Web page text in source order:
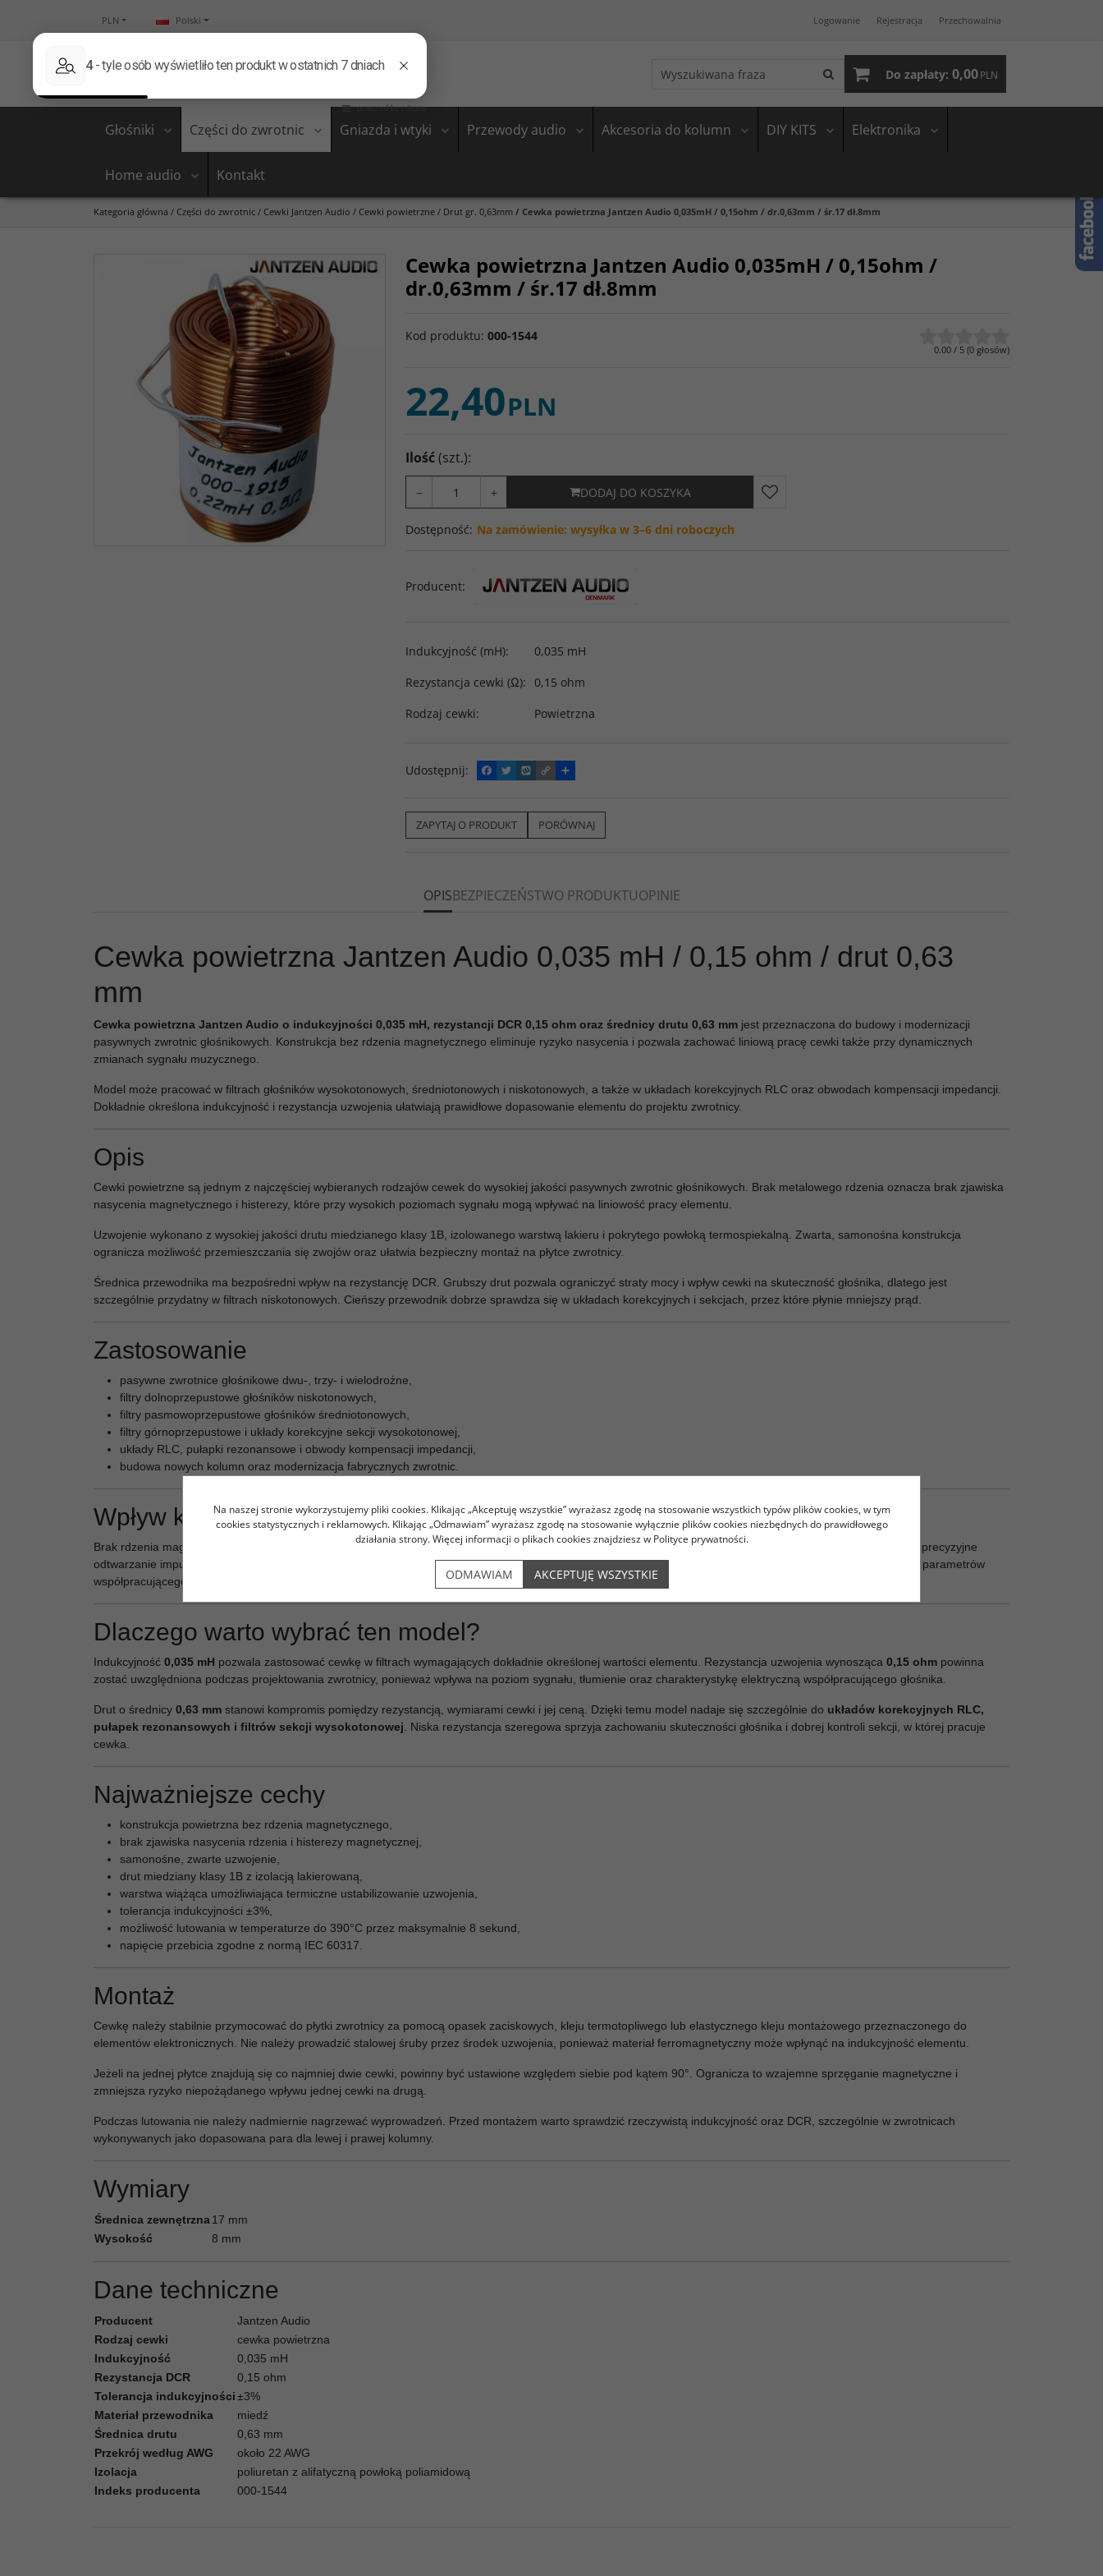
PLN Polski Logowanie Rejestracja Przechowalnia
Do zapłaty: 0,00PLN
Głośniki Części do zwrotnic Gniazda i wtyki Przewody audio Akcesoria do kolumn DIY KITS Elektronika
Home audio Kontakt
Kategoria główna / Części do zwrotnic / Cewki Jantzen Audio / Cewki powietrzne / Drut gr. 0,63mm / Cewka powietrzna Jantzen Audio 0,035mH / 0,15ohm / dr.0,63mm / śr.17 dł.8mm
Cewka powietrzna Jantzen Audio 0,035mH / 0,15ohm /
dr.0,63mm / śr.17 dł.8mm
Kod produktu: 000-1544
0.00 / 5 (0 głosów)
22,40PLN
Ilość(szt.):
− + DODAJ DO KOSZYKA
Dostępność: Na zamówienie: wysyłka w 3–6 dni roboczych
Producent:
Indukcyjność (mH):
0,035 mH
Rezystancja cewki (Ω): 0,15 ohm
Rodzaj cewki: Powietrzna
Udostępnij:
F
a
e
b
o
T
w
t
t
e
W
y
o
C
o
y
L
i
P
o
z
i
e
ę
ZAPYTAJ O PRODUKT PORÓWNAJ
OPISBEZPIECZEŃSTWO PRODUKTUOPINIE
Cewka powietrzna Jantzen Audio 0,035 mH / 0,15 ohm / drut 0,63
mm
Cewka powietrzna Jantzen Audio o indukcyjności 0,035 mH, rezystancji DCR 0,15 ohm oraz średnicy drutu 0,63 mm jest przeznaczona do budowy i modernizacji
pasywnych zwrotnic głośnikowych. Konstrukcja bez rdzenia magnetycznego eliminuje ryzyko nasycenia i pozwala zachować liniową pracę cewki także przy dynamicznych
zmianach sygnału muzycznego.
Model może pracować w filtrach głośników wysokotonowych, średniotonowych i niskotonowych, a także w układach korekcyjnych RLC oraz obwodach kompensacji impedancji.
Dokładnie określona indukcyjność i rezystancja uzwojenia ułatwiają prawidłowe dopasowanie elementu do projektu zwrotnicy.
Opis
Cewki powietrzne są jednym z najczęściej wybieranych rodzajów cewek do wysokiej jakości pasywnych zwrotnic głośnikowych. Brak metalowego rdzenia oznacza brak zjawiska
nasycenia magnetycznego i histerezy, które przy wysokich poziomach sygnału mogą wpływać na liniowość pracy elementu.
Uzwojenie wykonano z wysokiej jakości drutu miedzianego klasy 1B, izolowanego warstwą lakieru i pokrytego powłoką termospiekalną. Zwarta, samonośna konstrukcja
ogranicza możliwość przemieszczania się zwojów oraz ułatwia bezpieczny montaż na płytce zwrotnicy.
Średnica przewodnika ma bezpośredni wpływ na rezystancję DCR. Grubszy drut pozwala ograniczyć straty mocy i wpływ cewki na skuteczność głośnika, dlatego jest
szczególnie przydatny w filtrach niskotonowych. Cieńszy przewodnik dobrze sprawdza się w układach korekcyjnych i sekcjach, przez które płynie mniejszy prąd.
Zastosowanie
pasywne zwrotnice głośnikowe dwu-, trzy- i wielodrożne,
filtry dolnoprzepustowe głośników niskotonowych,
filtry pasmowoprzepustowe głośników średniotonowych,
filtry górnoprzepustowe i układy korekcyjne sekcji wysokotonowej,
układy RLC, pułapki rezonansowe i obwody kompensacji impedancji,
budowa nowych kolumn oraz modernizacja fabrycznych zwrotnic.
Wpływ konstrukcji na brzmienie
Brak rdzenia magnetycznego sprzyja zachowaniu liniowości także przy dużej dynamice sygnału. W dobrze zaprojektowanej zwrotnicy może to pomóc utrzymać precyzyjne
odtwarzanie impulsów, czytelną mikrodynamikę i naturalne wybrzmiewanie detali. Ostateczny efekt zależy jednak od całego projektu filtra, rezystancji DCR oraz parametrów
współpracującego głośnika.
Dlaczego warto wybrać ten model?
Indukcyjność 0,035 mH pozwala zastosować cewkę w filtrach wymagających dokładnie określonej wartości elementu. Rezystancja uzwojenia wynosząca 0,15 ohm powinna
zostać uwzględniona podczas projektowania zwrotnicy, ponieważ wpływa na poziom sygnału, tłumienie oraz charakterystykę elektryczną współpracującego głośnika.
Drut o średnicy 0,63 mm stanowi kompromis pomiędzy rezystancją, wymiarami cewki i jej ceną. Dzięki temu model nadaje się szczególnie do układów korekcyjnych RLC,
pułapek rezonansowych i filtrów sekcji wysokotonowej . Niska rezystancja szeregowa sprzyja zachowaniu skuteczności głośnika i dobrej kontroli sekcji, w której pracuje
cewka.
Najważniejsze cechy
konstrukcja powietrzna bez rdzenia magnetycznego,
brak zjawiska nasycenia rdzenia i histerezy magnetycznej,
samonośne, zwarte uzwojenie,
drut miedziany klasy 1B z izolacją lakierowaną,
warstwa wiążąca umożliwiająca termiczne ustabilizowanie uzwojenia,
tolerancja indukcyjności ±3%,
możliwość lutowania w temperaturze do 390°C przez maksymalnie 8 sekund,
napięcie przebicia zgodne z normą IEC 60317.
Montaż
Cewkę należy stabilnie przymocować do płytki zwrotnicy za pomocą opasek zaciskowych, kleju termotopliwego lub elastycznego kleju montażowego przeznaczonego do
elementów elektronicznych. Nie należy prowadzić stalowej śruby przez środek uzwojenia, ponieważ materiał ferromagnetyczny może wpłynąć na indukcyjność elementu.
Jeżeli na jednej płytce znajdują się co najmniej dwie cewki, powinny być ustawione względem siebie pod kątem 90°. Ogranicza to wzajemne sprzęganie magnetyczne i
zmniejsza ryzyko niepożądanego wpływu jednej cewki na drugą.
Podczas lutowania nie należy nadmiernie nagrzewać wyprowadzeń. Przed montażem warto sprawdzić rzeczywistą indukcyjność oraz DCR, szczególnie w zwrotnicach
wykonywanych jako dopasowana para dla lewej i prawej kolumny.
Wymiary
Średnica zewnętrzna17 mm
Wysokość
8 mm
Dane techniczne
Producent
Jantzen Audio
Rodzaj cewki
cewka powietrzna
Indukcyjność
0,035 mH
Rezystancja DCR
0,15 ohm
Tolerancja indukcyjności±3%
Materiał przewodnika
miedź
Średnica drutu
0,63 mm
Przekrój według AWG
około 22 AWG
Izolacja
poliuretan z alifatyczną powłoką poliamidową
Indeks producenta
000-1544
Na naszej stronie wykorzystujemy pliki cookies. Klikając „Akceptuję wszystkie” wyrażasz zgodę na stosowanie wszystkich typów plików cookies, w tym
cookies statystycznych i reklamowych. Klikając „Odmawiam” wyrażasz zgodę na stosowanie wyłącznie plików cookies niezbędnych do prawidłowego
działania strony. Więcej informacji o plikach cookies znajdziesz w Polityce prywatności.
ODMAWIAM AKCEPTUJĘ WSZYSTKIE